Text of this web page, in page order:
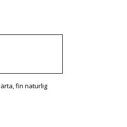
fin naturlig